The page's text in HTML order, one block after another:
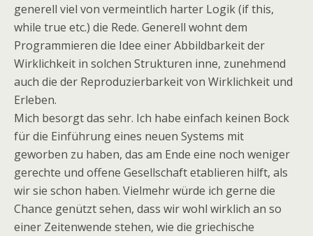
generell viel von vermeintlich harter Logik (if this,
while true etc.) die Rede. Generell wohnt dem
Programmieren die Idee einer Abbildbarkeit der
Wirklichkeit in solchen Strukturen inne, zunehmend
auch die der Reproduzierbarkeit von Wirklichkeit und
Erleben.
Mich besorgt das sehr. Ich habe einfach keinen Bock
für die Einführung eines neuen Systems mit
geworben zu haben, das am Ende eine noch weniger
gerechte und offene Gesellschaft etablieren hilft, als
wir sie schon haben. Vielmehr würde ich gerne die
Chance genützt sehen, dass wir wohl wirklich an so
einer Zeitenwende stehen, wie die griechische